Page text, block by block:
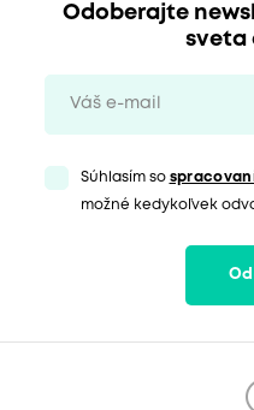
Odoberajte
sveta
Súhlasím so
možné kedykoľvek